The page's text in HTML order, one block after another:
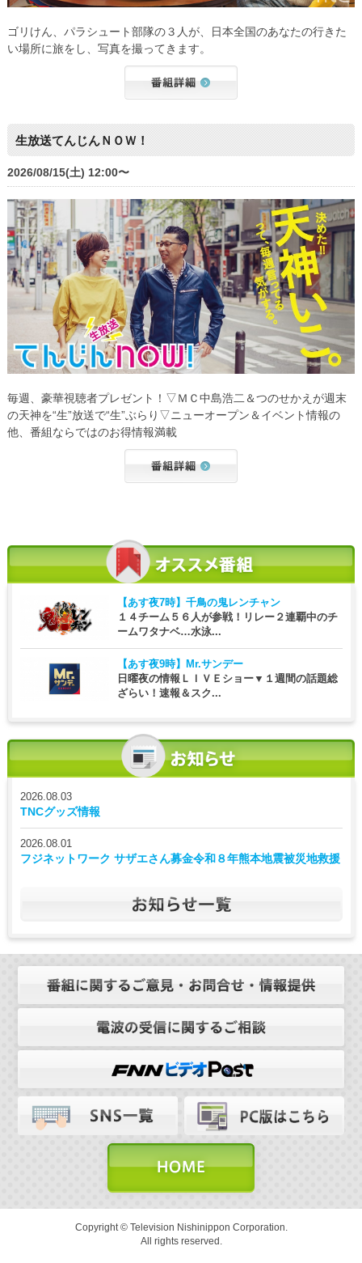
ゴリけん、パラシュート部隊の３人が、日本全国のあなたの行きた
い場所に旅をし、写真を撮ってきます。
生放送てんじんＮＯＷ！
2026/08/15(土) 12:00〜
毎週、豪華視聴者プレゼント！▽ＭＣ中島浩二＆つのせかえが週末
の天神を“生”放送で“生”ぶらり▽ニューオープン＆イベント情報の
他、番組ならではのお得情報満載
【あす夜7時】 千鳥の鬼レンチャン
１４チーム５６人が参戦！リレー２連覇中のチ
ームワタナベ…水泳...
【あす夜9時】
Mr.サンデー
日曜夜の情報ＬＩＶＥショー▼１週間の話題総
ざらい！速報＆スク...
2026.08.03
TNCグッズ情報
2026.08.01
フジネットワーク サザエさん募金令和８年熊本地震被災地救援
Copyright © Television Nishinippon Corporation.
All rights reserved.